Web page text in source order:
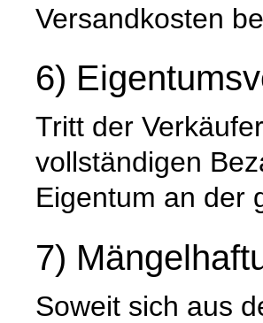
Versandkosten
6)
Tritt der
vollständigen
Eigentum an der
7)
Soweit sich aus